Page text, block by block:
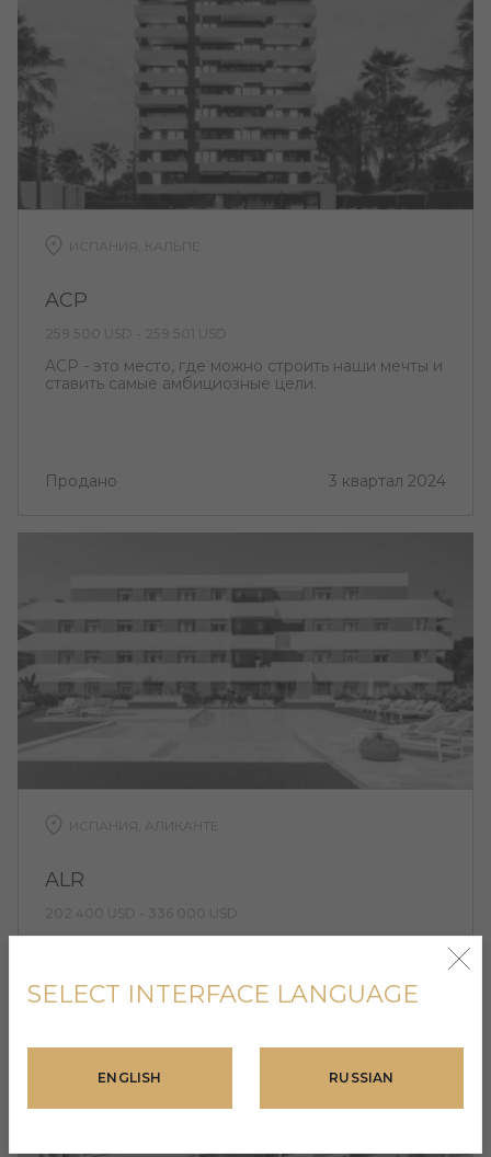
ИСПАНИЯ, КАЛЬПЕ
ACP
ACP - это место, где можно строить наши мечты и
ставить самые амбициозные цели.
Продано 3 квартал 2024
ИСПАНИЯ, АЛИКАНТЕ
ALR
SELECT INTERFACE LANGUAGE
ENGLISH RUSSIAN